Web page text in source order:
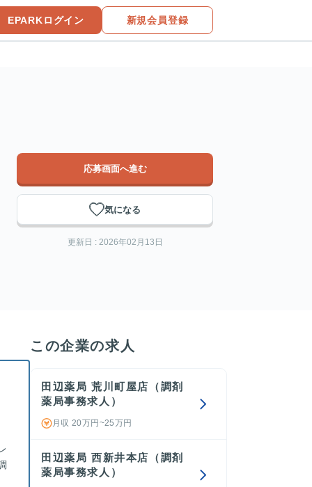
EPARKログイン 新規会員登録
応募画面へ進む
気になる
更新日 : 2026年02月13日
この企業の求人
田辺薬局 荒川町屋店（調剤
薬局事務求人）
月収 20万円~25万円
田辺薬局 西新井本店（調剤
薬局事務求人）